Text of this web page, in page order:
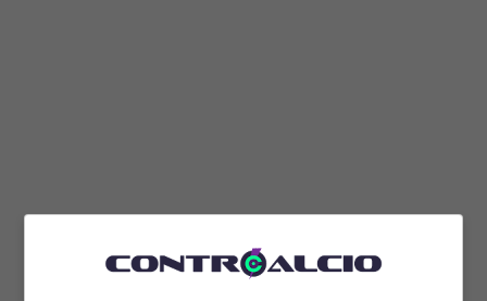
ha sottolineato che la Juve ha